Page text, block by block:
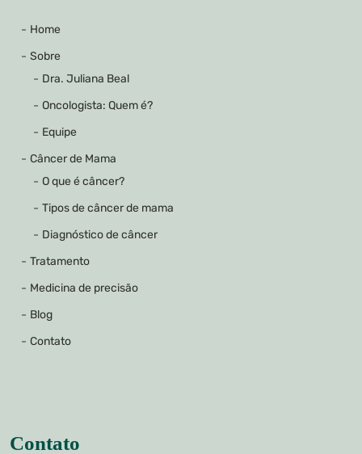
Home
Sobre
Dra. Juliana Beal
Oncologista: Quem é?
Equipe
Câncer de Mama
O que é câncer?
Tipos de câncer de mama
Diagnóstico de câncer
Tratamento
Medicina de precisão
Blog
Contato
Contato